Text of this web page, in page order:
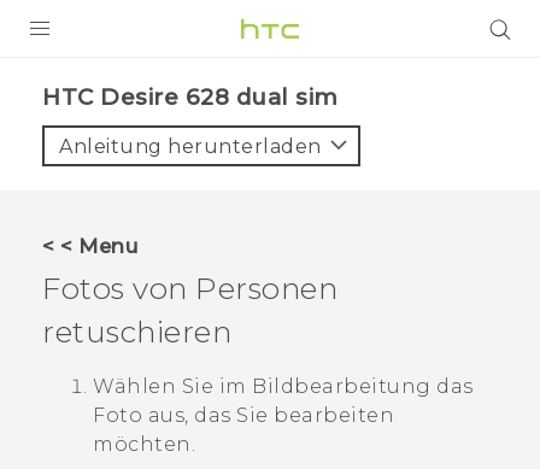
VIVE
VIVERSE
UNTERSTÜTZUNG
HTC-Geräte und Zubehör
HTC Desire 628 dual sim‎
Anleitung herunterladen
< < Menu
Fotos von Personen
retuschieren
Wählen Sie im Bildbearbeitung das
Foto aus, das Sie bearbeiten
möchten.